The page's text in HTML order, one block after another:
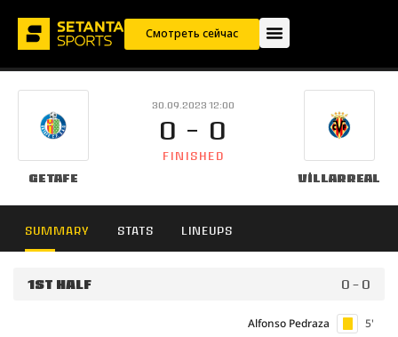
Смотреть сейчас
Getafe
30.09.2023 12:00
0 - 0
FINISHED
Villarreal
SUMMARY STATS LINEUPS
1ST HALF 0 - 0
5'
Alfonso Pedraza